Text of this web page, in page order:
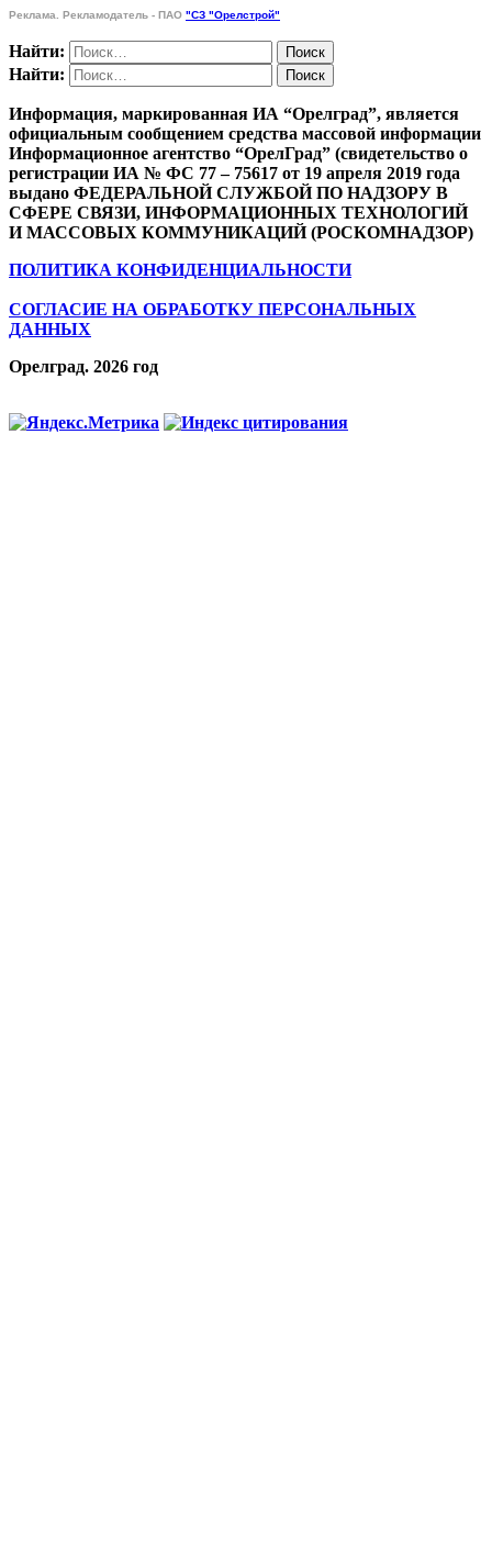
Реклама. Рекламодатель - ПАО "СЗ "Орелстрой"
Найти:
Найти:
Информация, маркированная ИА “Орелград”, является
официальным сообщением средства массовой информации
Информационное агентство “ОрелГрад” (свидетельство о
регистрации ИА № ФС 77 – 75617 от 19 апреля 2019 года
выдано ФЕДЕРАЛЬНОЙ СЛУЖБОЙ ПО НАДЗОРУ В
СФЕРЕ СВЯЗИ, ИНФОРМАЦИОННЫХ ТЕХНОЛОГИЙ
И МАССОВЫХ КОММУНИКАЦИЙ (РОСКОМНАДЗОР)
ПОЛИТИКА КОНФИДЕНЦИАЛЬНОСТИ
СОГЛАСИЕ НА ОБРАБОТКУ ПЕРСОНАЛЬНЫХ
ДАННЫХ
Орелград. 2026 год